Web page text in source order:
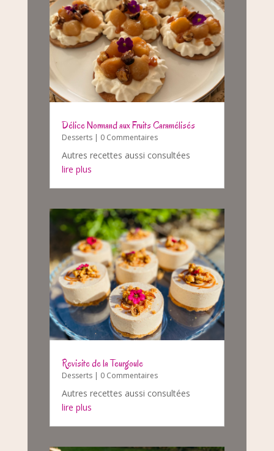
Délice Normand aux Fruits Caramélisés
Desserts| 0 Commentaires
Autres recettes aussi consultées
lire plus
Revisite de la Teurgoule
Desserts| 0 Commentaires
Autres recettes aussi consultées
lire plus